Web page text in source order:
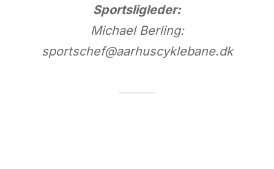
Sportsligleder:
Michael Berling:
sportschef@aarhuscyklebane.dk